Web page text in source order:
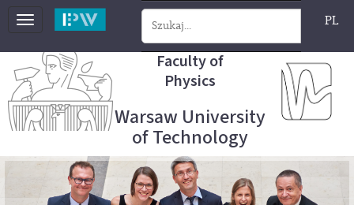
Toggle
PL
Faculty of
Physics
Warsaw University
of Technology